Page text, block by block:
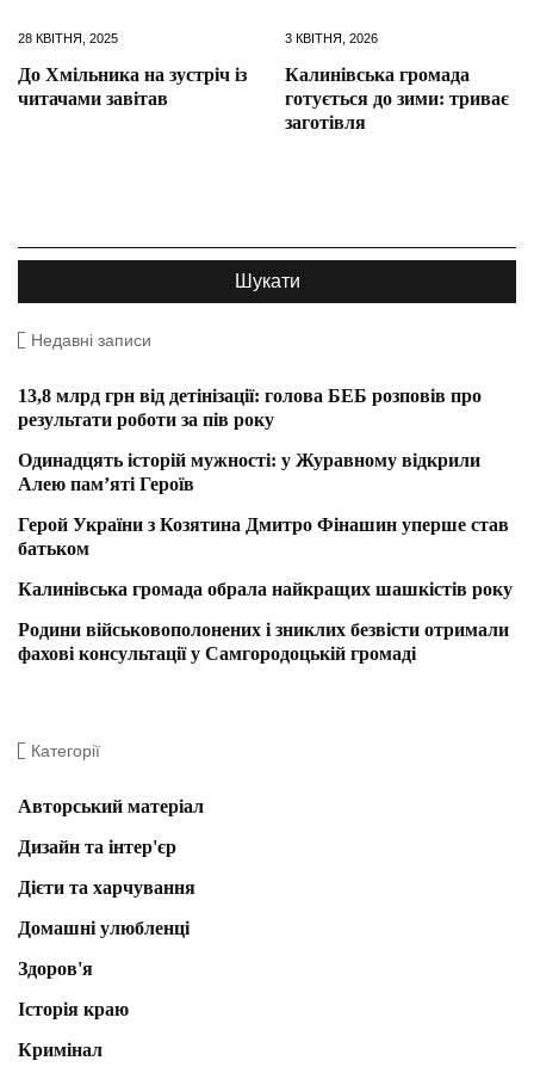
28 КВІТНЯ, 2025
До Хмільника на зустріч із
читачами завітав
3 КВІТНЯ, 2026
Калинівська громада
готується до зими: триває
заготівля
Недавні записи
13,8 млрд грн від детінізації: голова БЕБ розповів про
результати роботи за пів року
Одинадцять історій мужності: у Журавному відкрили
Алею пам’яті Героїв
Герой України з Козятина Дмитро Фінашин уперше став
батьком
Калинівська громада обрала найкращих шашкістів року
Родини військовополонених і зниклих безвісти отримали
фахові консультації у Самгородоцькій громаді
Категорії
Авторський матеріал
Дизайн та інтер'єр
Дієти та харчування
Домашні улюбленці
Здоров'я
Історія краю
Кримінал